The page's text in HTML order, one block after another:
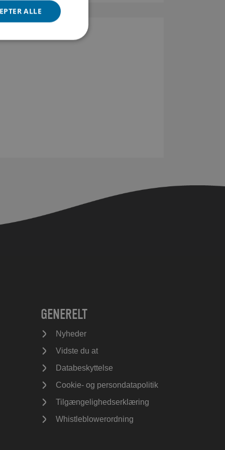
GENERELT
Nyheder
Vidste du at
Databeskyttelse
Cookie- og persondatapolitik
Tilgængelighedserklæring
Whistleblowerordning
ALLE